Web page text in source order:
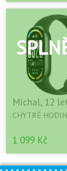
Michal, 12
CHYTRÉ
1 099 Kč